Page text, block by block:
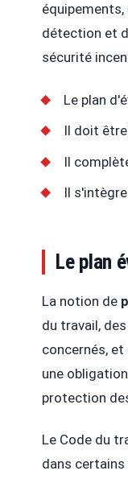
détection et
sécurité
Le plan
Il doit
Il
Il
Le plan
La notion de
du travail,
concernés,
une
protection
Le Code du
dans